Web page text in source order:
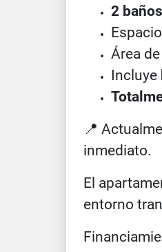
2
Área de
Incluye
📍
inmediato.
El
entorno